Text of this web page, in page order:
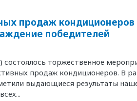
продаж кондиционеров
победителей
торжественное
продаж кондиционеров. В
выдающиеся результаты